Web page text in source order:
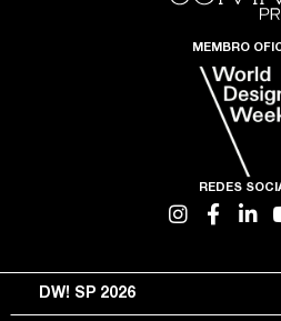
MEMBRO
REDES
DW! SP 2026